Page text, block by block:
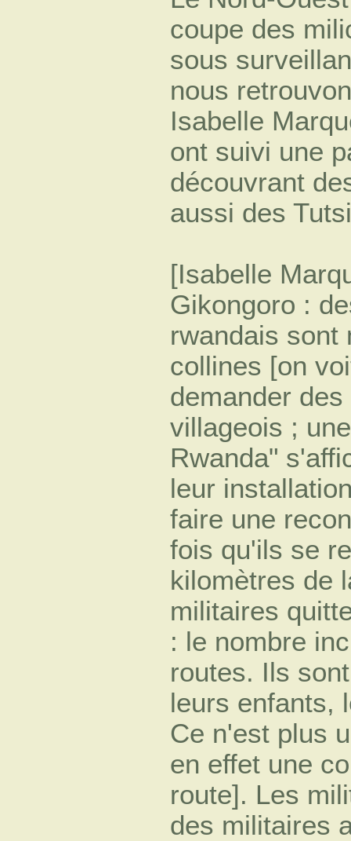
coupe des
sous
nous
Isabelle
ont suivi une
découvrant
aussi des
[Isabelle
Gikongoro :
rwandais sont
collines [on
demander
villageois ;
Rwanda"
leur
faire une
fois qu'ils se
kilomètres de
militaires
: le nombre
routes. Ils
leurs enfants,
Ce n'est plus
en effet une
route]. Les
des militaires